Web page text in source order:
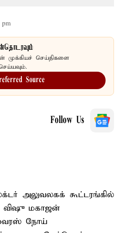
pm
முக்கியச் செய்திகளை
Source
Follow Us
அலுவலகக் கூட்டரங்கில்
விஷு மகாஜன்
நோய்